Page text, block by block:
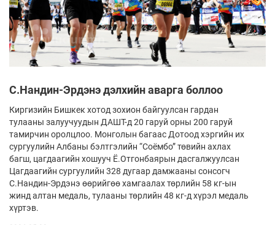
С.Нандин-Эрдэнэ дэлхийн аварга боллоо
Киргизийн Бишкек хотод зохион байгуулсан гардан
тулааны залуучуудын ДАШТ-д 20 гаруй орны 200 гаруй
тамирчин оролцлоо. Монголын багаас Дотоод хэргийн их
сургуулийн Албаны бэлтгэлийн “Соёмбо” төвийн ахлах
багш, цагдаагийн хошууч Ё.Отгонбаярын дасгалжуулсан
Цагдаагийн сургуулийн 328 дугаар дамжааны сонсогч
С.Нандин-Эрдэнэ өөрийгөө хамгаалах төрлийн 58 кг-ын
жинд алтан медаль, тулааны төрлийн 48 кг-д хүрэл медаль
хүртэв.